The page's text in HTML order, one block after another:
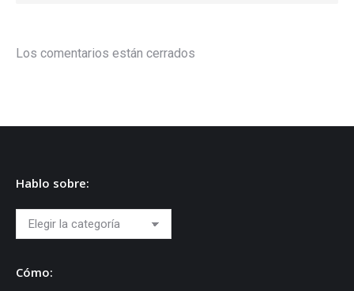
Los comentarios están cerrados
Hablo sobre:
Hablo
sobre:
Cómo: